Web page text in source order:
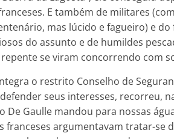
E também de militares
mas lúcido e fagueiro) e
do assunto e de humildes
se viram concorrendo com
o restrito Conselho de
seus interesses, recorreu,
De Gaulle mandou para nossas
franceses argumentavam tratar-se